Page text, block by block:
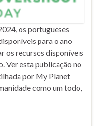
os portugueses
para o ano
os recursos disponíveis
Ver esta publicação no
por My Planet
como um todo,